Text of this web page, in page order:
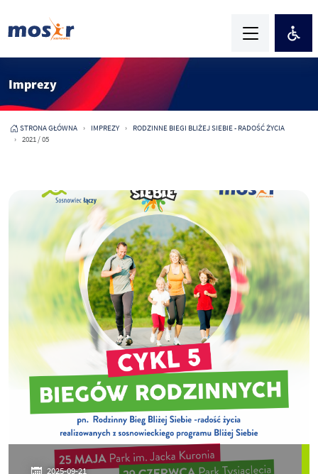
Imprezy
STRONA GŁÓWNA IMPREZY
RODZINNE BIEGI BLIŻEJ SIEBIE - RADOŚĆ ŻYCIA
2021 / 05
2025-09-21